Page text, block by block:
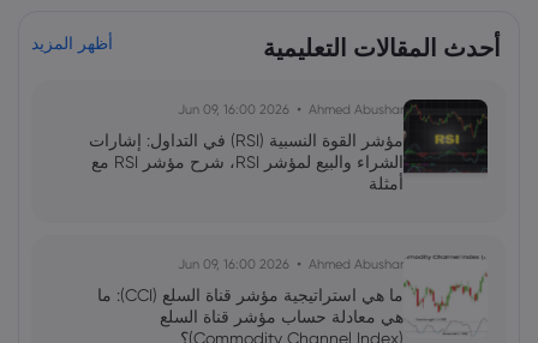
أحدث المقالات التعليمية أظهر المزيد
Ahmed Abushar
2026 Jun 09, 16:00
مؤشر القوة النسبية (RSI) في التداول: إشارات
الشراء والبيع لمؤشر RSI، شرح مؤشر RSI مع
أمثلة
Ahmed Abushar
2026 Jun 09, 16:00
ما هي استراتيجية مؤشر قناة السلع (CCI): ما
هي معادلة حساب مؤشر قناة السلع
(Commodity Channel Index)؟